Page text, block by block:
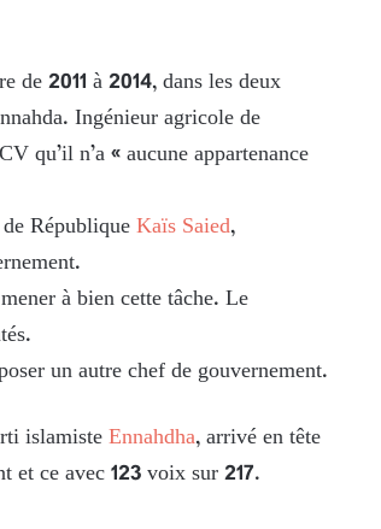
de 2011 à 2014, dans les deux
Ingénieur agricole de
qu’il n’a « aucune appartenance
RépubliqueKaïs Saied,
à bien cette tâche. Le
un autre chef de gouvernement.
islamisteEnnahdha, arrivé en tête
et ce avec 123 voix sur 217.